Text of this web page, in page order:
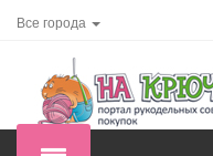
Все города